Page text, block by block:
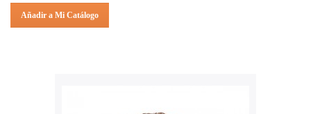
Añadir a Mi Catálogo